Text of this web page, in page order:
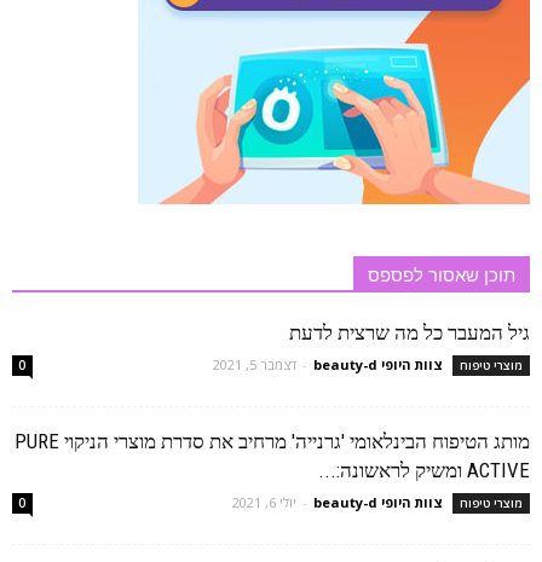
תוכן שאסור לפספס
גיל המעבר כל מה שרצית לדעת
מוצרי טיפוח צוות היופי beauty-d - דצמבר 5, 2021 0
מותג הטיפוח הבינלאומי 'גרנייה' מרחיב את סדרת מוצרי הניקוי PURE
ACTIVE ומשיק לראשונה:...
מוצרי טיפוח צוות היופי beauty-d - יולי 6, 2021 0